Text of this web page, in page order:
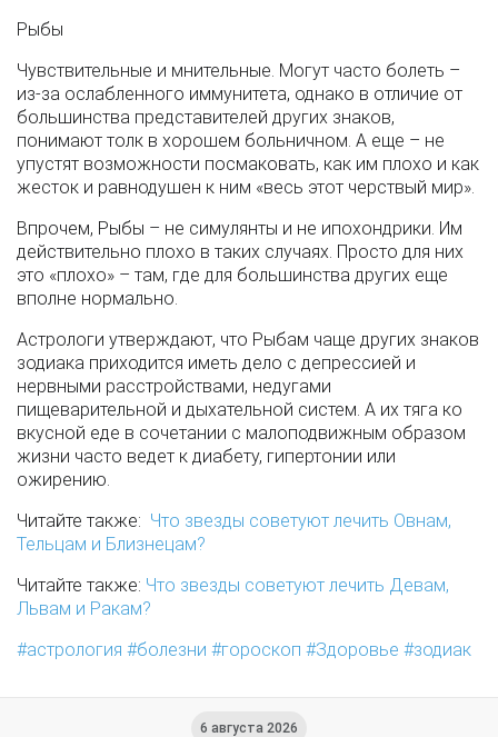
Рыбы
Чувствительные и мнительные. Могут часто болеть –
из-за ослабленного иммунитета, однако в отличие от
большинства представителей других знаков,
понимают толк в хорошем больничном. А еще – не
упустят возможности посмаковать, как им плохо и как
жесток и равнодушен к ним «весь этот черствый мир».
Впрочем, Рыбы – не симулянты и не ипохондрики. Им
действительно плохо в таких случаях. Просто для них
это «плохо» – там, где для большинства других еще
вполне нормально.
Астрологи утверждают, что Рыбам чаще других знаков
зодиака приходится иметь дело с депрессией и
нервными расстройствами, недугами
пищеварительной и дыхательной систем. А их тяга ко
вкусной еде в сочетании с малоподвижным образом
жизни часто ведет к диабету, гипертонии или
ожирению.
Читайте также: Что звезды советуют лечить Овнам,
Тельцам и Близнецам?
Читайте также: Что звезды советуют лечить Девам,
Львам и Ракам?
астрология
болезни гороскоп Здоровье зодиак
6 августа 2026